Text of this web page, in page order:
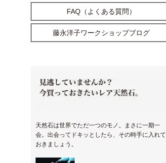
FAQ（よくある質問）
藤永洋子ワークショップブログ
天然石は世界でただ一つのモノ。まさに一期一
会。出会ってドキッとしたら、その時手に入れて
おきましょう。